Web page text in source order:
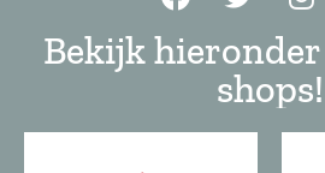
Bekijk
shops!